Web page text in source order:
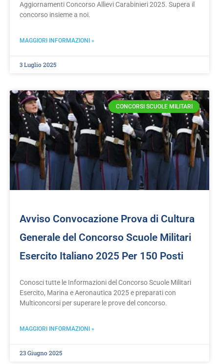
Aggiornamenti Concorso Allievi Carabinieri 2025. Supera il
concorso insieme a noi.
MAGGIORI INFORMAZIONI »
3 Luglio 2025
CONCORSI SCUOLE MILITARI
Avviso Convocazione Prova di Cultura
Generale del Concorso Scuole Militari
Esercito Italiano 2025 Per 150 Posti
Conosci tutte le Informazioni del Concorso Scuole Militari
Esercito, Marina e Aeronautica 2025 e preparati con
Multiconcorsi per superare le prove del concorso.
MAGGIORI INFORMAZIONI »
23 Giugno 2025